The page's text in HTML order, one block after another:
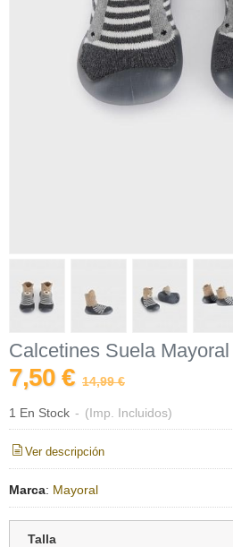
Calcetines Suela
7,50 € 14,99 €
1 En Stock - (Imp. Incluidos)
Ver descripción
Marca: Mayoral
Talla